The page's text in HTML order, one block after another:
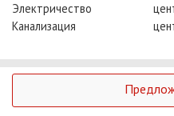
Электричество
Канализация